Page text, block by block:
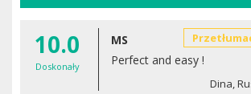
10.0
Doskonały
MS
Perfect and easy !
Dina,